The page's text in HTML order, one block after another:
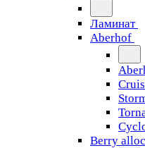
Ламинат
Aberhof
Berry alloc